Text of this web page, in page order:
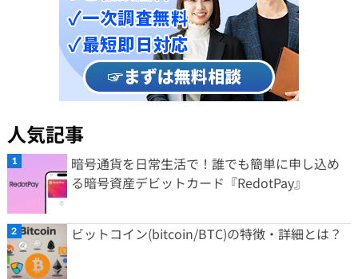
人気記事
暗号通貨を日常生活で！誰でも簡単に申し込め
る暗号資産デビットカード『RedotPay』
ビットコイン(bitcoin/BTC)の特徴・詳細とは？